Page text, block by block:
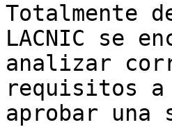
Totalmente
LACNIC se
analizar
requisitos
aprobar